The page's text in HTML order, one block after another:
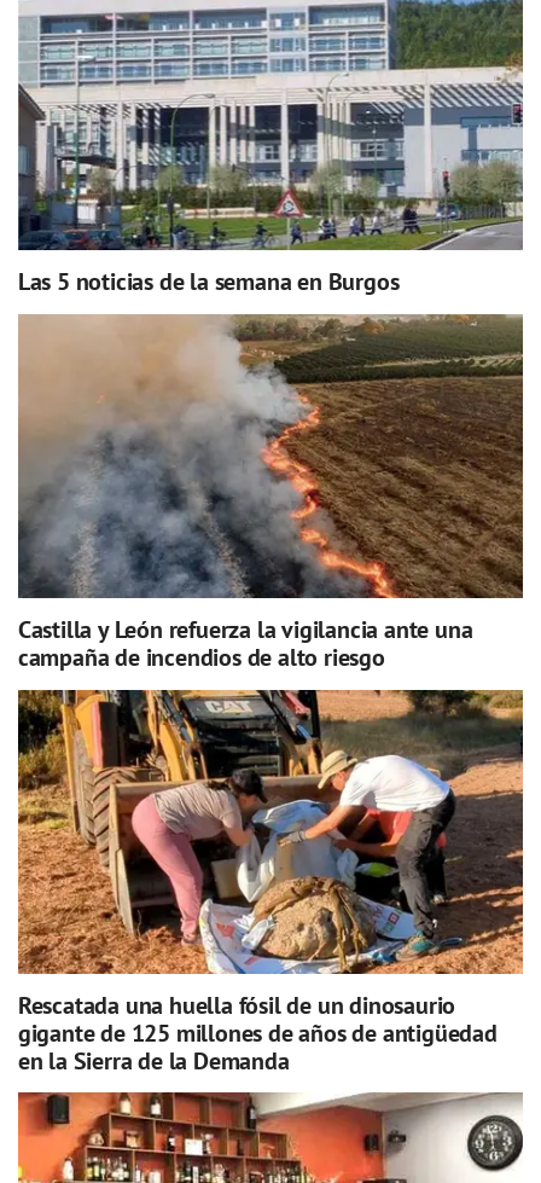
Las 5 noticias de la semana en Burgos
Castilla y León refuerza la vigilancia ante una
campaña de incendios de alto riesgo
Rescatada una huella fósil de un dinosaurio
gigante de 125 millones de años de antigüedad
en la Sierra de la Demanda